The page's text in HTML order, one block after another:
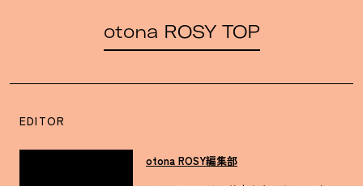
otona ROSY TOP
EDITOR
otona ROSY編集部